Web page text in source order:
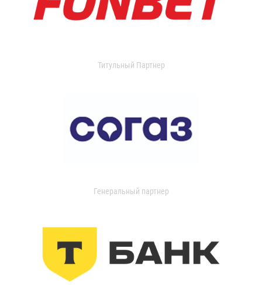
Титульный Партнер
Генеральный партнер